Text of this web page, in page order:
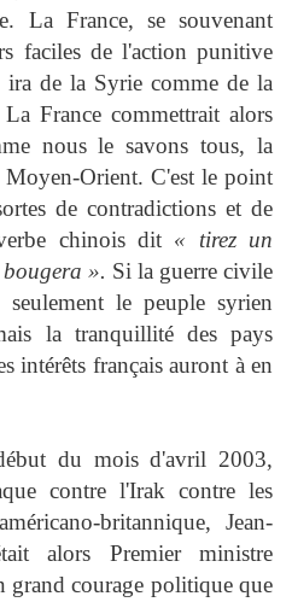
La France, se souvenant
faciles de l'action punitive
de la Syrie comme de la
France commettrait alors
nous le savons tous, la
Orient. C'est le point
de contradictions et de
chinois dit « tirez un
». Si la guerre civile
le peuple syrien
la tranquillité des pays
intérêts français auront à en
du mois d'avril 2003,
contre l'Irak contre les
britannique, Jean-
alors Premier ministre
grand courage politique que